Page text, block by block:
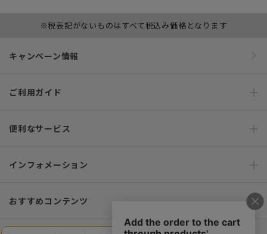
※税表記がないものはすべて税込み価格となります
キャンペーン情報
ご利用ガイド
便利なサービス
インフォメーション
おすすめコンテンツ